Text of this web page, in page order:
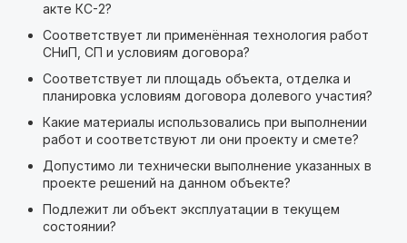
акте КС-2?
Соответствует ли применённая технология работ
СНиП, СП и условиям договора?
Соответствует ли площадь объекта, отделка и
планировка условиям договора долевого участия?
Какие материалы использовались при выполнении
работ и соответствуют ли они проекту и смете?
Допустимо ли технически выполнение указанных в
проекте решений на данном объекте?
Подлежит ли объект эксплуатации в текущем
состоянии?